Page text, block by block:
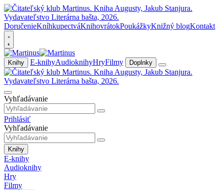
DoručenieKníhkupectváKnihovrátokPoukážkyKnižný blogKontakt
Knihy E-knihyAudioknihyHryFilmy Doplnky
Vyhľadávanie
Prihlásiť
Vyhľadávanie
Knihy
E-knihy
Audioknihy
Hry
Filmy